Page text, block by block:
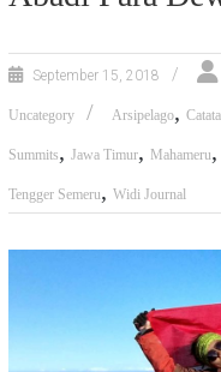
September 15, 2018
Uncategory Arsipelago,
Summits, Jawa Timur, Mahameru,
Tengger Semeru, Widi Journal